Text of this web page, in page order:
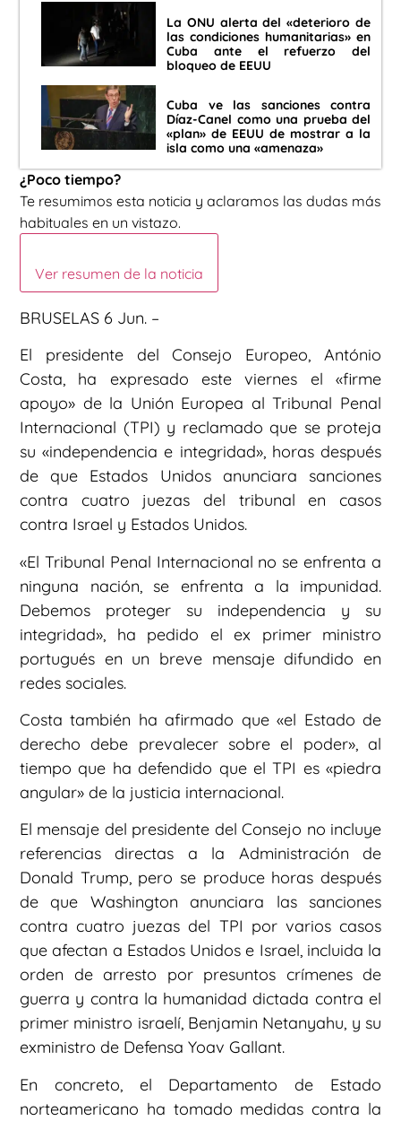
La ONU alerta del «deterioro de
las condiciones humanitarias» en
Cuba ante el refuerzo del
bloqueo de EEUU
Cuba ve las sanciones contra
Díaz-Canel como una prueba del
«plan» de EEUU de mostrar a la
isla como una «amenaza»
¿Poco tiempo?
Te resumimos esta noticia y aclaramos las dudas más
habituales en un vistazo.
Ver resumen de la noticia
BRUSELAS 6 Jun. –
El presidente del Consejo Europeo, António
Costa, ha expresado este viernes el «firme
apoyo» de la Unión Europea al Tribunal Penal
Internacional (TPI) y reclamado que se proteja
su «independencia e integridad», horas después
de que Estados Unidos anunciara sanciones
contra cuatro juezas del tribunal en casos
contra Israel y Estados Unidos.
«El Tribunal Penal Internacional no se enfrenta a
ninguna nación, se enfrenta a la impunidad.
Debemos proteger su independencia y su
integridad», ha pedido el ex primer ministro
portugués en un breve mensaje difundido en
redes sociales.
Costa también ha afirmado que «el Estado de
derecho debe prevalecer sobre el poder», al
tiempo que ha defendido que el TPI es «piedra
angular» de la justicia internacional.
El mensaje del presidente del Consejo no incluye
referencias directas a la Administración de
Donald Trump, pero se produce horas después
de que Washington anunciara las sanciones
contra cuatro juezas del TPI por varios casos
que afectan a Estados Unidos e Israel, incluida la
orden de arresto por presuntos crímenes de
guerra y contra la humanidad dictada contra el
primer ministro israelí, Benjamin Netanyahu, y su
exministro de Defensa Yoav Gallant.
En concreto, el Departamento de Estado
norteamericano ha tomado medidas contra la